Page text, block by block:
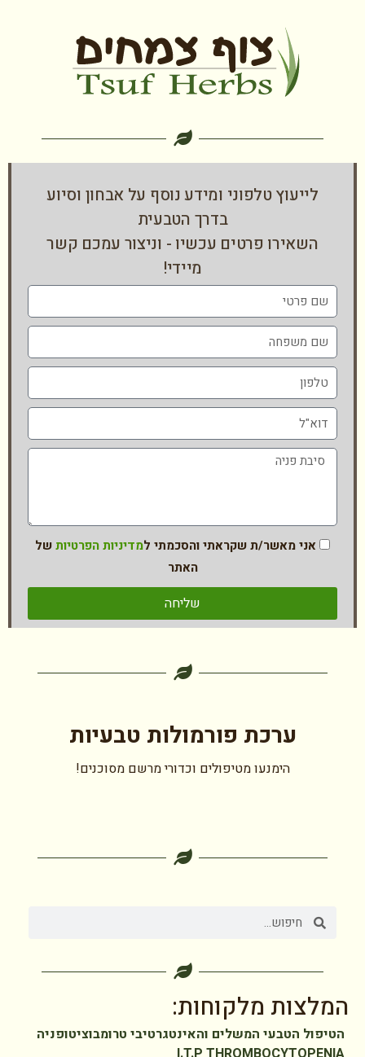
לייעוץ טלפוני ומידע נוסף על אבחון וסיוע
בדרך הטבעית
השאירו פרטים עכשיו - וניצור עמכם קשר
מיידי!
אני מאשר/ת שקראתי והסכמתי למדיניות הפרטיותשל
האתר
שליחה
ערכת פורמולות טבעיות
הימנעו מטיפולים וכדורי מרשם מסוכנים!
המלצות מלקוחות:
הטיפול הטבעי המשלים והאינטגרטיבי טרומבוציטופניה